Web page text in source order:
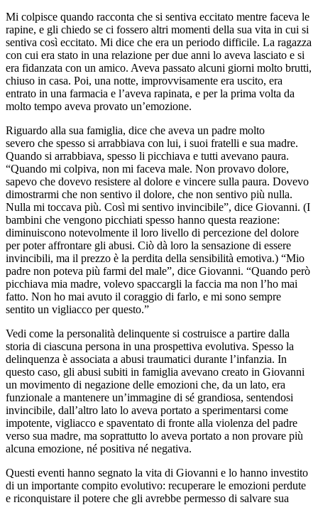
Mi colpisce quando racconta che si sentiva eccitato mentre faceva le
rapine, e gli chiedo se ci fossero altri momenti della sua vita in cui si
sentiva così eccitato. Mi dice che era un periodo difficile. La ragazza
con cui era stato in una relazione per due anni lo aveva lasciato e si
era fidanzata con un amico. Aveva passato alcuni giorni molto brutti,
chiuso in casa. Poi, una notte, improvvisamente era uscito, era
entrato in una farmacia e l’aveva rapinata, e per la prima volta da
molto tempo aveva provato un’emozione.
Riguardo alla sua famiglia, dice che aveva un padre molto
severo che spesso si arrabbiava con lui, i suoi fratelli e sua madre.
Quando si arrabbiava, spesso li picchiava e tutti avevano paura.
“Quando mi colpiva, non mi faceva male. Non provavo dolore,
sapevo che dovevo resistere al dolore e vincere sulla paura. Dovevo
dimostrarmi che non sentivo il dolore, che non sentivo più nulla.
Nulla mi toccava più. Così mi sentivo invincibile”, dice Giovanni. (I
bambini che vengono picchiati spesso hanno questa reazione:
diminuiscono notevolmente il loro livello di percezione del dolore
per poter affrontare gli abusi. Ciò dà loro la sensazione di essere
invincibili, ma il prezzo è la perdita della sensibilità emotiva.) “Mio
padre non poteva più farmi del male”, dice Giovanni. “Quando però
picchiava mia madre, volevo spaccargli la faccia ma non l’ho mai
fatto. Non ho mai avuto il coraggio di farlo, e mi sono sempre
sentito un vigliacco per questo.”
Vedi come la personalità delinquente si costruisce a partire dalla
storia di ciascuna persona in una prospettiva evolutiva. Spesso la
delinquenza è associata a abusi traumatici durante l’infanzia. In
questo caso, gli abusi subiti in famiglia avevano creato in Giovanni
un movimento di negazione delle emozioni che, da un lato, era
funzionale a mantenere un’immagine di sé grandiosa, sentendosi
invincibile, dall’altro lato lo aveva portato a sperimentarsi come
impotente, vigliacco e spaventato di fronte alla violenza del padre
verso sua madre, ma soprattutto lo aveva portato a non provare più
alcuna emozione, né positiva né negativa.
Questi eventi hanno segnato la vita di Giovanni e lo hanno investito
di un importante compito evolutivo: recuperare le emozioni perdute
e riconquistare il potere che gli avrebbe permesso di salvare sua